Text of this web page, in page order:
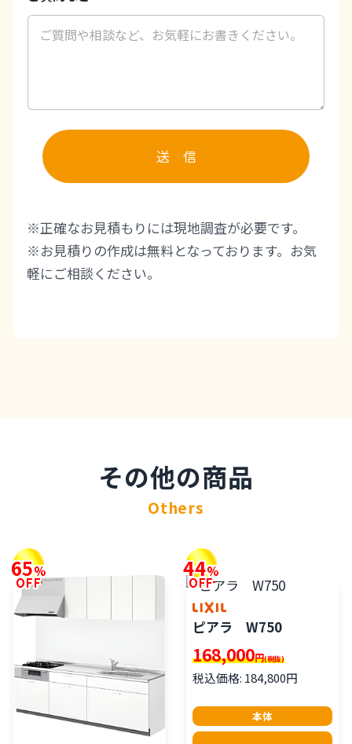
ご
電
品
送 信
※正確なお見積もりには現地調査が必要です。
※お見積りの作成は無料となっております。お気
軽にご相談ください。
その他の商品
Others
65%
OFF
44%
OFF
ピアラ W750
168,000円(税抜)
税込価格: 184,800円
本体